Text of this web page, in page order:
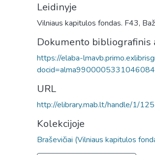
Leidinyje
Vilniaus kapitulos fondas. F43,
Dokumento bibliografinis
https://elaba-
URL
http://elibrary.mab.lt/handle/1/
Kolekcijoje
Braševičiai (Vilniaus kapitulos